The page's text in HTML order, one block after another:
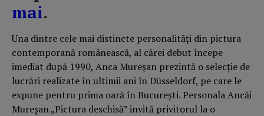
mai.
Una dintre cele mai distincte personalități din pictura
contemporană românească, al cărei debut începe
imediat după 1990, Anca Mureșan prezintă o selecție de
lucrări realizate în ultimii ani în Düsseldorf, pe care le
expune pentru prima oară în București. Personala Ancăi
Mureșan „Pictura deschisă” invită privitorul la o